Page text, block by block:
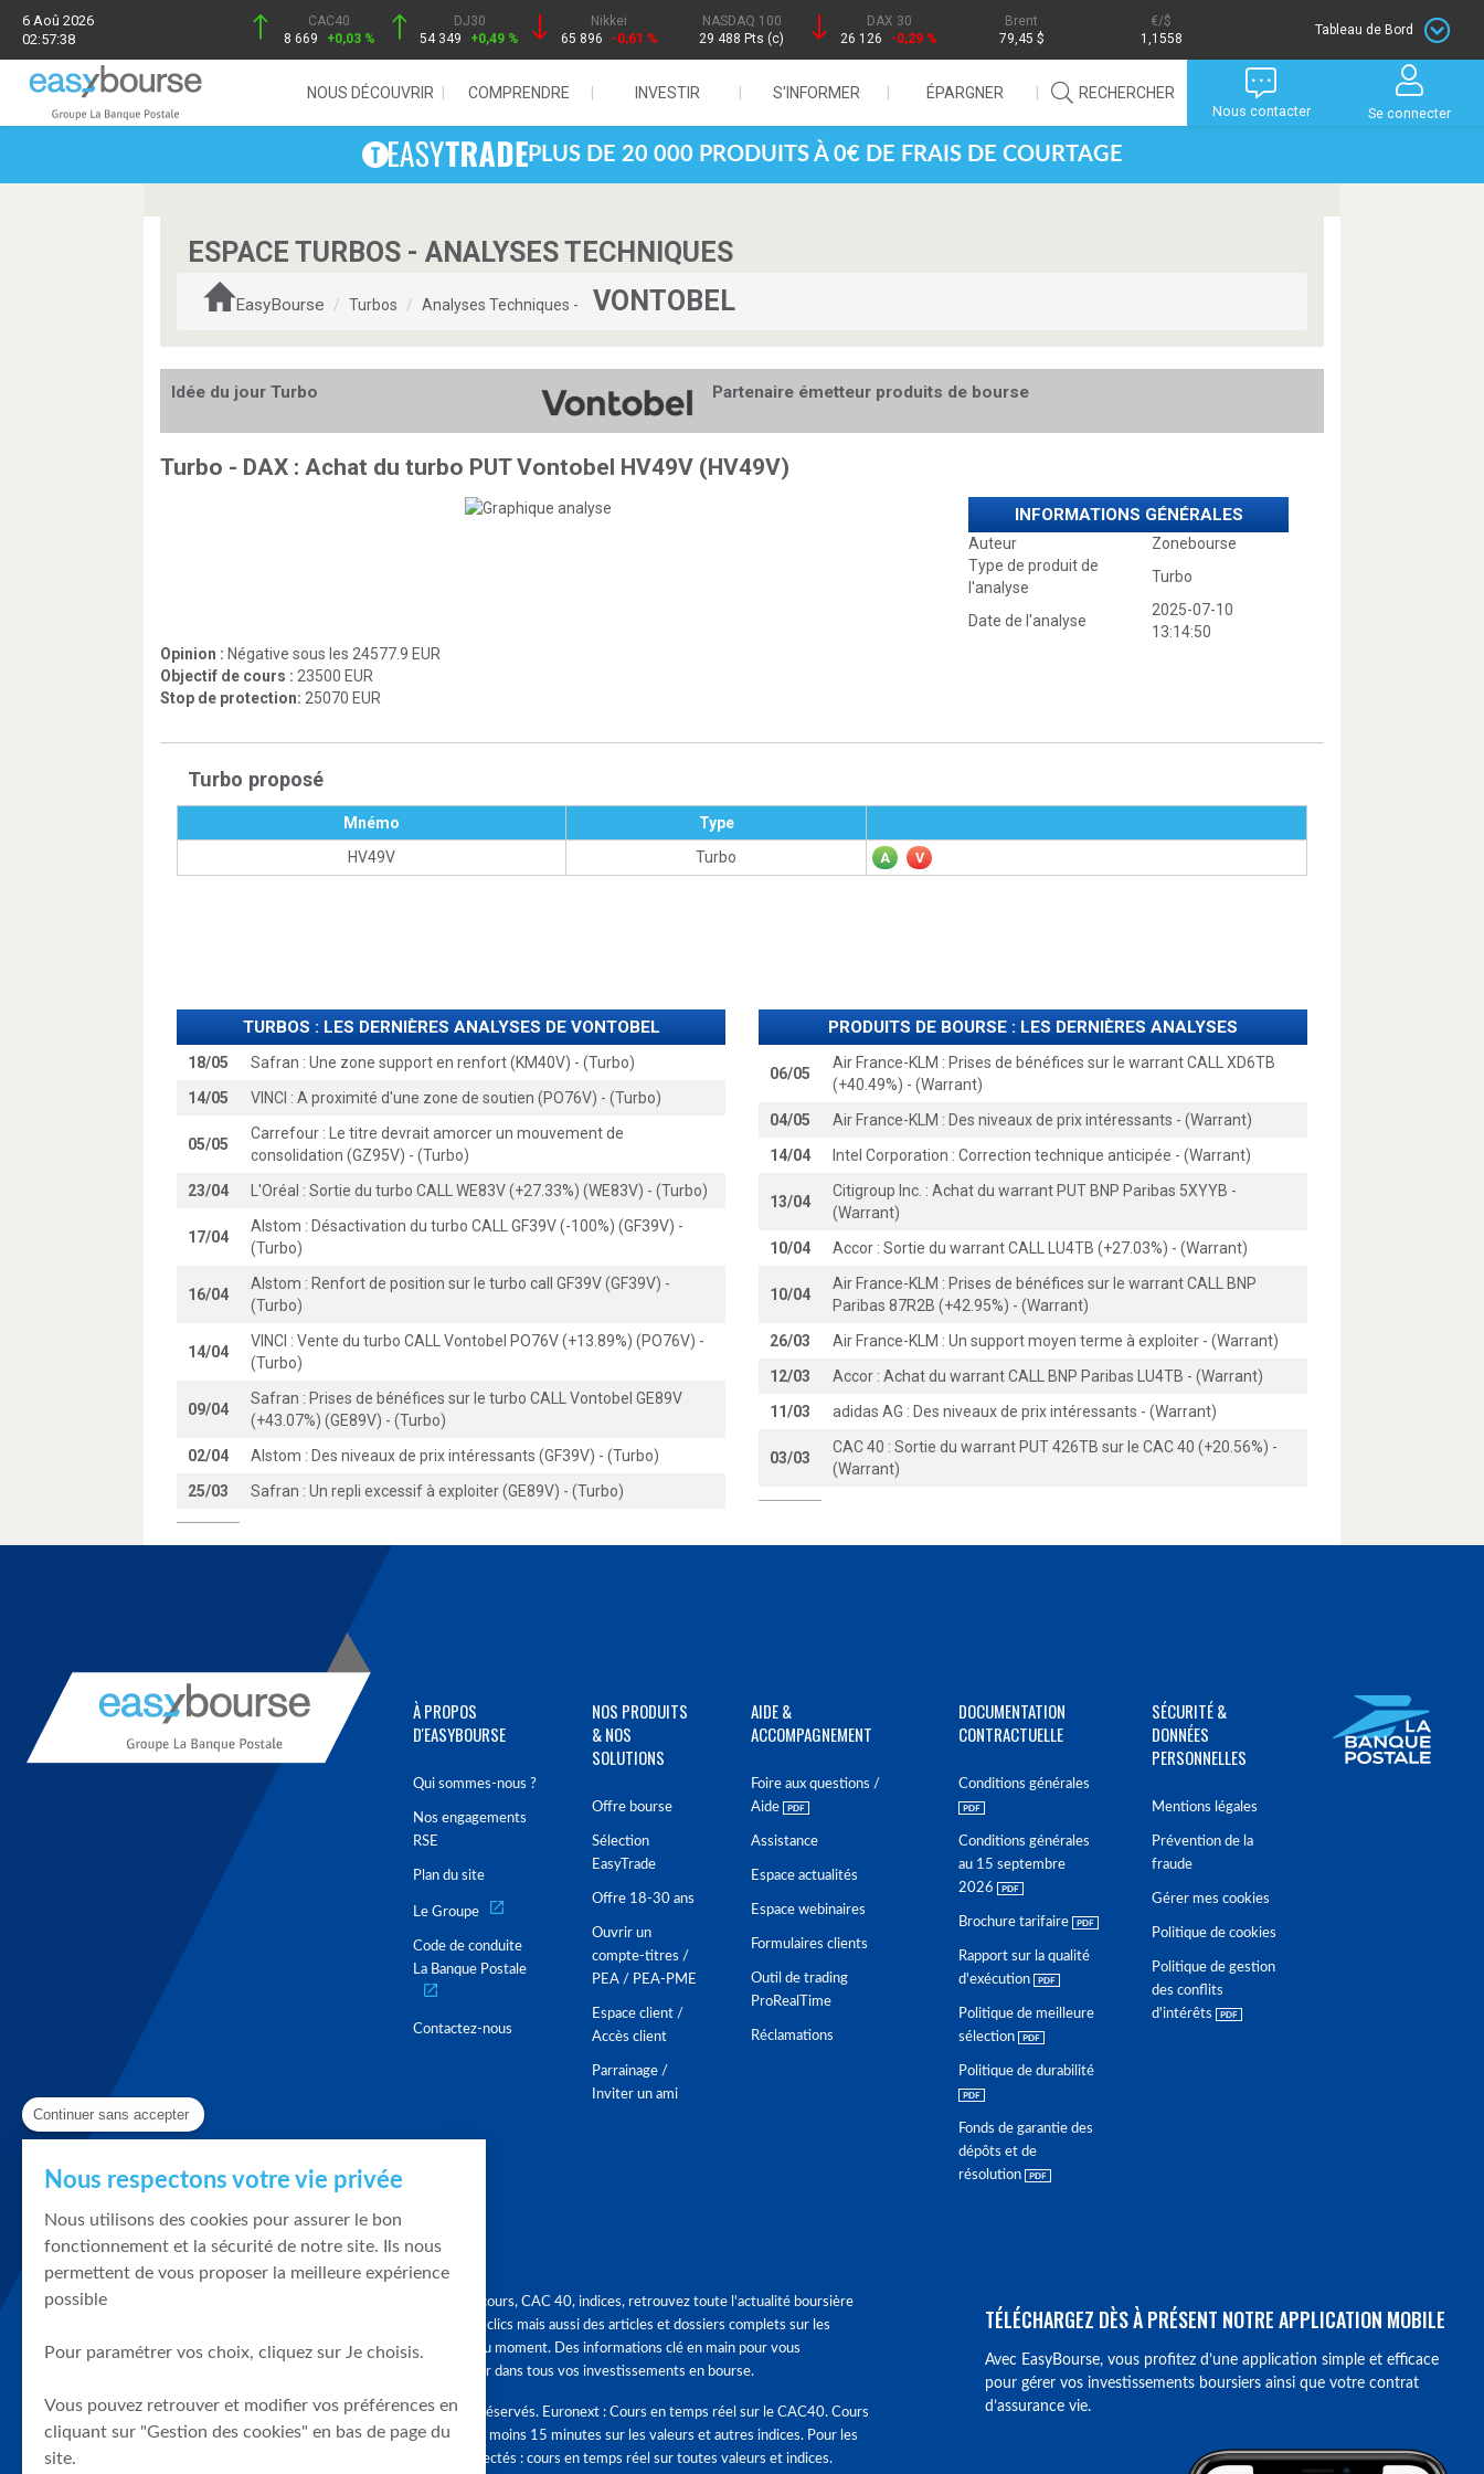
6 Aoû 2026
02:57:38
CAC40
8 669
+0,03 %
DJ30
54 349
+0,49 %
Nikkei
65 896
-0,61 %
NASDAQ 100
29 488 Pts (c)
DAX 30
26 126
-0,29 %
Brent
79,45 $
/$
1,1558
Tableau de Bord
NOUS DÉCOUVRIR COMPRENDRE INVESTIR S'INFORMER ÉPARGNER RECHERCHER
Nous contacter Se connecter
PLUS DE 20 000 PRODUITS À 0€ DE FRAIS DE COURTAGE
ESPACE TURBOS - ANALYSES TECHNIQUES
EasyBourse Turbos Analyses Techniques - VONTOBEL
Idée du jour Turbo Partenaire émetteur produits de bourse
Turbo - DAX : Achat du turbo PUT Vontobel HV49V (HV49V)
INFORMATIONS GÉNÉRALES
Auteur
Zonebourse
Type de produit de
l'analyse
Turbo
Date de l'analyse
2025-07-10
13:14:50
Opinion : Négative sous les 24577.9 EUR
Objectif de cours : 23500 EUR
Stop de protection: 25070 EUR
Turbo proposé
Mnémo
Type
HV49V
Turbo A V
TURBOS : LES DERNIÈRES ANALYSES DE VONTOBEL
18/05
Safran : Une zone support en renfort (KM40V) - (Turbo)
14/05
VINCI : A proximité d'une zone de soutien (PO76V) - (Turbo)
05/05
Carrefour : Le titre devrait amorcer un mouvement de
consolidation (GZ95V) - (Turbo)
23/04
L'Oréal : Sortie du turbo CALL WE83V (+27.33%) (WE83V) - (Turbo)
17/04
Alstom : Désactivation du turbo CALL GF39V (-100%) (GF39V) -
(Turbo)
16/04
Alstom : Renfort de position sur le turbo call GF39V (GF39V) -
(Turbo)
14/04
VINCI : Vente du turbo CALL Vontobel PO76V (+13.89%) (PO76V) -
(Turbo)
09/04
Safran : Prises de bénéfices sur le turbo CALL Vontobel GE89V
(+43.07%) (GE89V) - (Turbo)
02/04
Alstom : Des niveaux de prix intéressants (GF39V) - (Turbo)
25/03
Safran : Un repli excessif à exploiter (GE89V) - (Turbo)
PRODUITS DE BOURSE : LES DERNIÈRES ANALYSES
06/05
Air France-KLM : Prises de bénéfices sur le warrant CALL XD6TB
(+40.49%) - (Warrant)
04/05
Air France-KLM : Des niveaux de prix intéressants - (Warrant)
14/04
Intel Corporation : Correction technique anticipée - (Warrant)
13/04
Citigroup Inc. : Achat du warrant PUT BNP Paribas 5XYYB -
(Warrant)
10/04
Accor : Sortie du warrant CALL LU4TB (+27.03%) - (Warrant)
10/04
Air France-KLM : Prises de bénéfices sur le warrant CALL BNP
Paribas 87R2B (+42.95%) - (Warrant)
26/03
Air France-KLM : Un support moyen terme à exploiter - (Warrant)
12/03
Accor : Achat du warrant CALL BNP Paribas LU4TB - (Warrant)
11/03
adidas AG : Des niveaux de prix intéressants - (Warrant)
03/03
CAC 40 : Sortie du warrant PUT 426TB sur le CAC 40 (+20.56%) -
(Warrant)
À PROPOS
D'EASYBOURSE
Qui sommes-nous ?
Nos engagements
RSE
Plan du site
Le Groupe
Code de conduite
La Banque Postale
Contactez-nous
NOS PRODUITS
& NOS
SOLUTIONS
Offre bourse
Sélection
EasyTrade
Offre 18-30 ans
Ouvrir un
compte-titres /
PEA / PEA-PME
Espace client /
Accès client
Parrainage /
Inviter un ami
AIDE &
ACCOMPAGNEMENT
Foire aux questions /
Aide
Assistance
Espace actualités
Espace webinaires
Formulaires clients
Outil de trading
ProRealTime
Réclamations
DOCUMENTATION
CONTRACTUELLE
Conditions générales
Conditions générales
au 15 septembre
2026
Brochure tarifaire
Rapport sur la qualité
d'exécution
Politique de meilleure
sélection
Politique de durabilité
Fonds de garantie des
dépôts et de
résolution
SÉCURITÉ &
DONNÉES
PERSONNELLES
Mentions légales
Prévention de la
fraude
Gérer mes cookies
Politique de cookies
Politique de gestion
des conflits
d'intérêts
Graphique, cours, CAC 40, indices, retrouvez toute l'actualité boursière
en quelques clics mais aussi des articles et dossiers complets sur les
tendances du moment. Des informations clé en main pour vous
accompagner dans tous vos investissements en bourse.
Tous droits réservés. Euronext : Cours en temps réel sur le CAC40. Cours
différés d'au moins 15 minutes sur les valeurs et autres indices. Pour les
clients connectés : cours en temps réel sur toutes valeurs et indices.
TÉLÉCHARGEZ DÈS À PRÉSENT NOTRE APPLICATION MOBILE
Avec EasyBourse, vous profitez d’une application simple et efficace
pour gérer vos investissements boursiers ainsi que votre contrat
d’assurance vie.
Continuer sans accepter
Nous respectons votre vie privée
Nous utilisons des cookies pour assurer le bon
fonctionnement et la sécurité de notre site. Ils nous
permettent de vous proposer la meilleure expérience
possible
Pour paramétrer vos choix, cliquez sur Je choisis.
Vous pouvez retrouver et modifier vos préférences en
cliquant sur "Gestion des cookies" en bas de page du
site.